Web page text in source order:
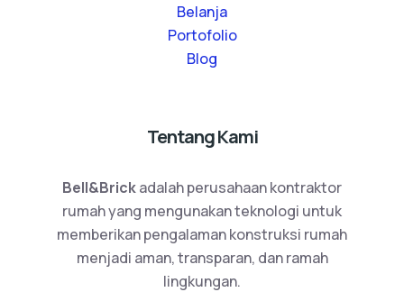
Belanja
Portofolio
Blog
Tentang Kami
Bell&Brickadalah perusahaan kontraktor
rumah yang mengunakan teknologi untuk
memberikan pengalaman konstruksi rumah
menjadi aman, transparan, dan ramah
lingkungan.